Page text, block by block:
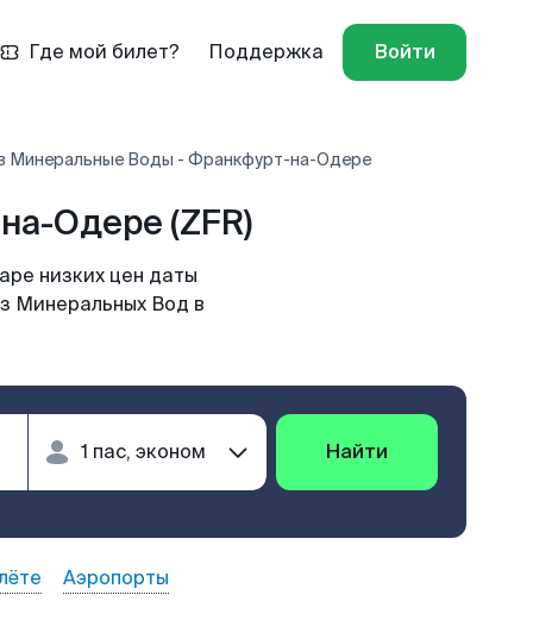
Где мой билет? Поддержка Войти
Минеральные Воды - Франкфурт-на-Одере
Одере (ZFR)
низких цен даты
Минеральных Вод в
Найти
Аэропорты